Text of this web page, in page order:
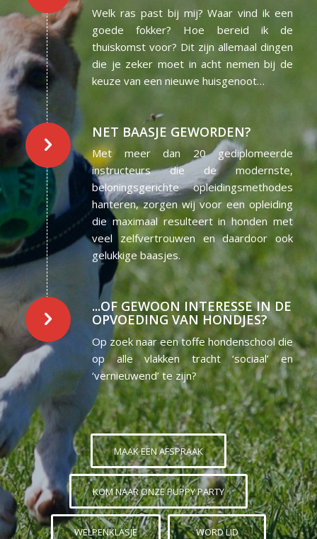
Welk ras past bij mij? Waar vind ik een
goede fokker? Hoe bereid ik de
thuiskomst voor? Dit zijn allemaal dingen
die je zeker moet in acht nemen bij de
keuze van een nieuwe huisgenoot…
NET BAASJE GEWORDEN?
Met meer dan 20 gediplomeerde
instructeurs die de modernste,
beloningsgerichte opleidingsmethodes
hanteren, zorgen wij voor een opleiding
die maximaal resulteert in honden met
veel zelfvertrouwen en daardoor ook
gelukkige baasjes.
...OF GEWOON INTERESSE IN DE
OPVOEDING VAN HONDJES?
Op zoek naar een toffe hondenschool die
op alle vlakken tracht ‘sociaal’ en
‘vernieuwend’ te zijn?
MAAK EEN AFSPRAAK
KOM NAAR ONZE PUPPY PARTY
WELPENKLASJE WORD LID